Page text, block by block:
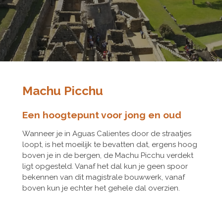
Machu Picchu
Een hoogtepunt voor jong en oud
Wanneer je in Aguas Calientes door de straatjes
loopt, is het moeilijk te bevatten dat, ergens hoog
boven je in de bergen, de Machu Picchu verdekt
ligt opgesteld. Vanaf het dal kun je geen spoor
bekennen van dit magistrale bouwwerk, vanaf
boven kun je echter het gehele dal overzien.